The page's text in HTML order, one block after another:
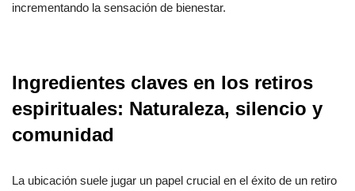
incrementando la sensación de bienestar.
Ingredientes claves en los retiros
espirituales: Naturaleza, silencio y
comunidad
La ubicación suele jugar un papel crucial en el éxito de un retiro